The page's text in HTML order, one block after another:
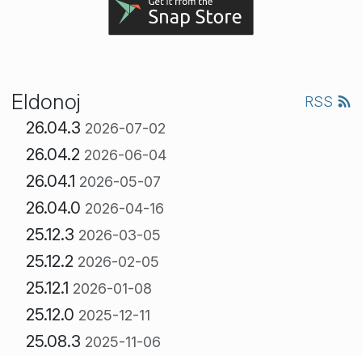
Eldonoj RSS
26.04.3 2026-07-02
26.04.2 2026-06-04
26.04.1 2026-05-07
26.04.0 2026-04-16
25.12.3 2026-03-05
25.12.2 2026-02-05
25.12.1 2026-01-08
25.12.0 2025-12-11
25.08.3 2025-11-06